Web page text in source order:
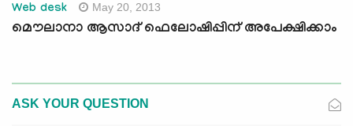
Web desk May 20, 2013
മൌലാനാ ആസാദ് ഫെലോഷിപ്പിന് അപേക്ഷിക്കാം
ASK YOUR QUESTION